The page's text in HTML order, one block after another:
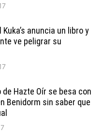
Kuka’s anuncia un libro y
ve peligrar su
de Hazte Oír se besa con
Benidorm sin saber que